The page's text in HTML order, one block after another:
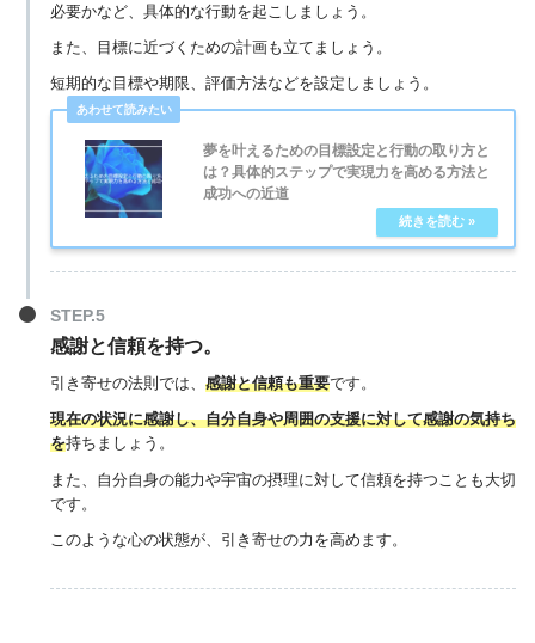
必要かなど、具体的な行動を起こしましょう。
また、目標に近づくための計画も立てましょう。
短期的な目標や期限、評価方法などを設定しましょう。
夢を叶えるための目標設定と行動の取り方と
は？具体的ステップで実現力を高める方法と
成功への近道
感謝と信頼を持つ。
引き寄せの法則では、 感謝と信頼も重要です。
現在の状況に感謝し、自分自身や周囲の支援に対して感謝の気持ち
を持ちましょう。
また、自分自身の能力や宇宙の摂理に対して信頼を持つことも大切
です。
このような心の状態が、引き寄せの力を高めます。